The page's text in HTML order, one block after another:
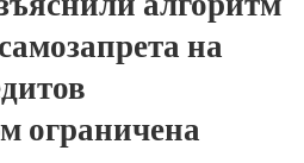
на
ограничена